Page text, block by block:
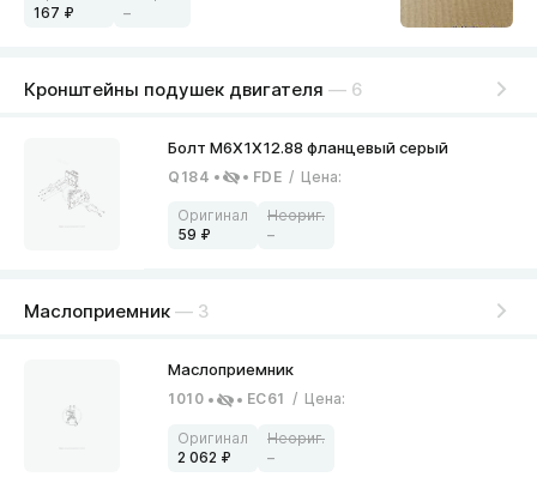
167 –
Кронштейны подушек двигателя — 6
Q184 FDE / Цена:
59 –
Маслоприемник — 3
1010 EC61 / Цена:
2 062 –